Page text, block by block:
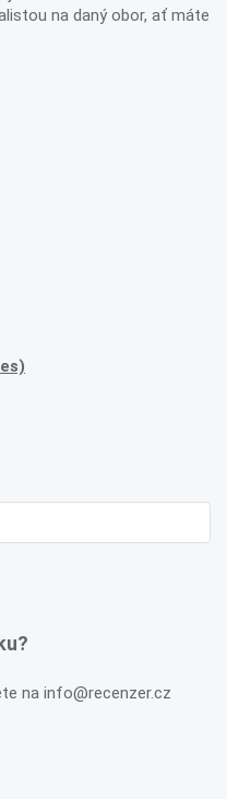
na daný obor, ať máte
na info@recenzer.cz